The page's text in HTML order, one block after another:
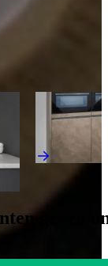
en de offerte
aansluiten bij uw
keuken experts.
Jubileum
Industriële
geven